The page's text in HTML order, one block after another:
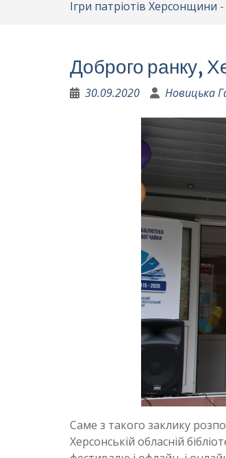
Ігри патріотів Херсонщини -
Доброго ранку,
30.09.2020 Новицька
Саме з такого заклику
Херсонській обласній